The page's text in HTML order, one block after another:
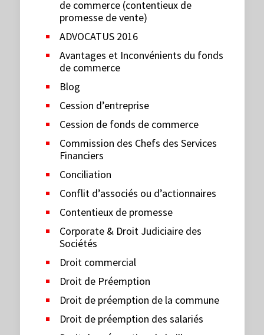
de commerce (contentieux de
promesse de vente)
ADVOCATUS 2016
Avantages et Inconvénients du fonds
de commerce
Blog
Cession d’entreprise
Cession de fonds de commerce
Commission des Chefs des Services
Financiers
Conciliation
Conflit d’associés ou d’actionnaires
Contentieux de promesse
Corporate & Droit Judiciaire des
Sociétés
Droit commercial
Droit de Préemption
Droit de préemption de la commune
Droit de préemption des salariés